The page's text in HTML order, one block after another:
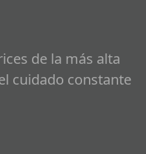
de la más alta
cuidado constante